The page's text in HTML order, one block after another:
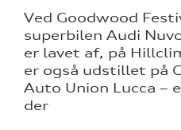
Ved Goodwood
superbilen Audi
er lavet af, på
er også udstillet på
Auto Union Lucca –
der